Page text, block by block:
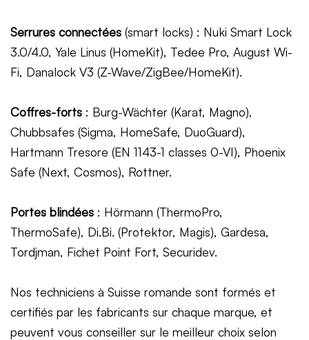
Serrures connectées (smart locks) : Nuki Smart Lock
3.0/4.0, Yale Linus (HomeKit), Tedee Pro, August Wi-
Fi, Danalock V3 (Z-Wave/ZigBee/HomeKit).
Coffres-forts : Burg-Wächter (Karat, Magno),
Chubbsafes (Sigma, HomeSafe, DuoGuard),
Hartmann Tresore (EN 1143-1 classes 0-VI), Phoenix
Safe (Next, Cosmos), Rottner.
Portes blindées : Hörmann (ThermoPro,
ThermoSafe), Di.Bi. (Protektor, Magis), Gardesa,
Tordjman, Fichet Point Fort, Securidev.
Nos techniciens à Suisse romande sont formés et
certifiés par les fabricants sur chaque marque, et
peuvent vous conseiller sur le meilleur choix selon